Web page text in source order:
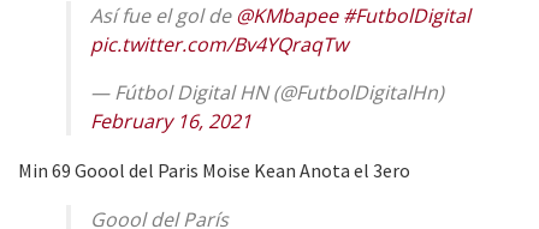
Así fue el gol de@KMbapee #FutbolDigital
pic.twitter.com/Bv4YQraqTw
— Fútbol Digital HN (@FutbolDigitalHn)
February 16, 2021
Min 69 Goool del Paris Moise Kean Anota el 3ero
Goool del París